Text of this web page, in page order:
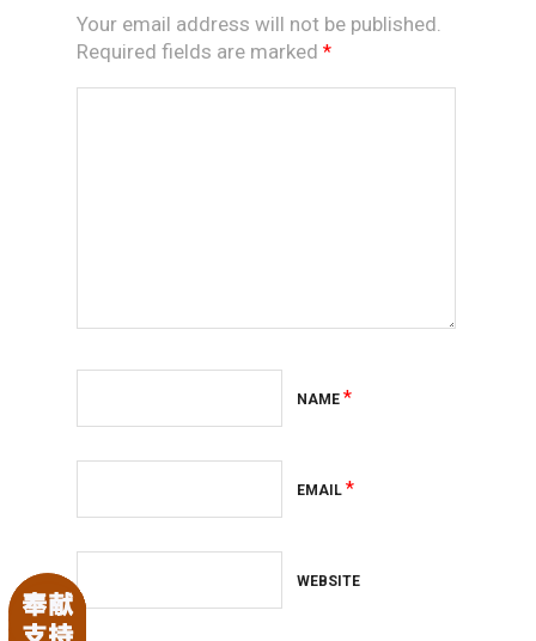
Your email address will not be published.
Required fields are marked *
NAME *
EMAIL *
WEBSITE